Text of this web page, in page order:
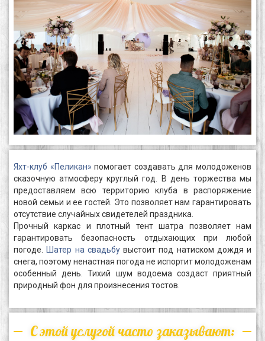
Яхт-клуб «Пеликан» помогает создавать для молодоженов
сказочную атмосферу круглый год. В день торжества мы
предоставляем всю территорию клуба в распоряжение
новой семьи и ее гостей. Это позволяет нам гарантировать
отсутствие случайных свидетелей праздника.
Прочный каркас и плотный тент шатра позволяет нам
гарантировать безопасность отдыхающих при любой
погоде.
Шатер на свадьбувыстоит под натиском дождя и
снега, поэтому ненастная погода не испортит молодоженам
особенный день. Тихий шум водоема создаст приятный
природный фон для произнесения тостов.
С этой услугой часто заказывают: